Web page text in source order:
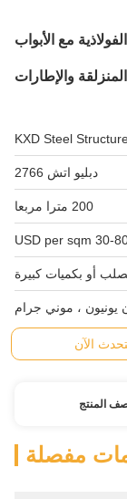
مع الأبواب
المنزلقة والإطارات
KXD Steel
دبليو اتش 2766
200 مترا مربعا
30-80 USD per
أو بكميات كبيرة
الآن
المنتج
مفصلة